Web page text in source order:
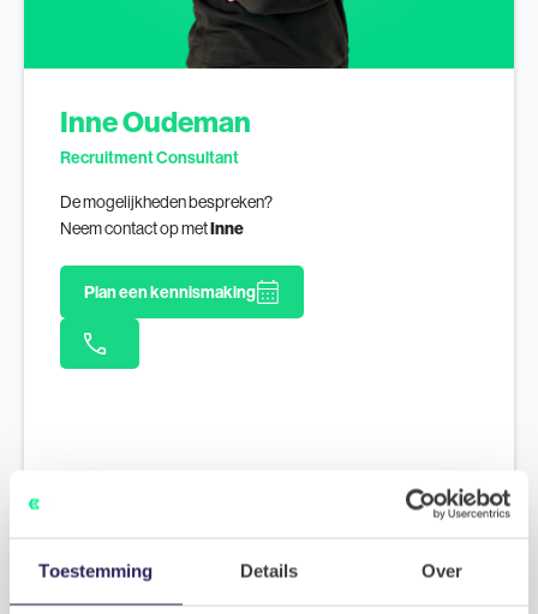
Toestemming Details Over
Inne Oudeman
Recruitment Consultant
De mogelijkheden bespreken?
Neem contact op metInne
Plan een kennismaking